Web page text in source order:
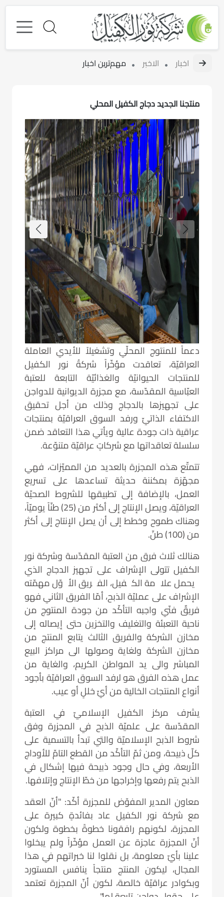
اخبار الاخبر مهم‌ترین اخبار
منتجنا الجديد دجاج الكفيل المحلي
دعماً للمنتوج المحلّي وتشغيلاً للأيدي العاملة
العراقيّة، تعاقدت مؤخّراً شركةُ نور الكفيل
للمنتجات الحيوانيّة والغذائيّة التابعة للعتبة
العبّاسية المقدّسة، مع مجزرة الديوانية للدواجن
على تجهيزها بالدجاج وذلك من أجل تحقيق
الاكتفاء الذاتيّ ورفد السوق العراقيّة بمنتجات
عراقية ذات جودة عالية ويأتي هذا التعاقد ضمن
سلسلة تعاقداتها مع شركاتٍ عراقيّة متنوّعة.
تتمتّع هذه المجزرة بالعديد من المميّزات، فهي
مجهّزة بمكننة حديثة تساعدها على تسريع
العمل، بالإضافة إلى تطبيقها للشروط الصحيّة
العراقيّة، ويصل الإنتاج إلى أكثر من (25) طنّاً يوميّاً،
وهناك طموح وخطط إلى أن يصل الإنتاج إلى أكثر
من (100) طنّ.
هنالك ثلاث فرق من العتبة المقدّسة وشركة نور
الكفيل تتولى الإشراف على تجهيز الدجاج الذي
يحمل علامة الكفيل، الفريق الأوّل مهمّته
الإشراف على عمليّة الذبح، أمّا الفريق الثاني فهو
فريقٌ فنّي واجبه التأكّد من جودة المنتوج من
ناحية التعبئة والتغليف والتخزين حتى إيصاله إلى
مخازن الشركة والفريق الثالث يتابع المنتج من
مخازن الشركة ولغاية وصولها الى مراكز البيع
المباشر والى يد المواطن الكريم، والغاية من
عمل هذه الفرق هو لرفد السوق العراقيّة بأجود
أنواع المنتجات الخالية من أيّ خللٍ أو عيب.
يشرف مركز الكفيل الإسلاميّ في العتبة
المقدّسة على علميّة الذبح في المجزرة وفق
شروط الذبح الإسلاميّة والتي تبدأ بالتسمية على
كلّ ذبيحة، ومن ثمّ التأكّد من القطع التامّ للأوداج
الأربعة، وفي حال وجود ذبيحة فيها إشكال في
الذبح يتم رفعها وإخراجها من خطّ الإنتاج وإتلافها.
معاون المدير المفوّض للمجزرة أكّد: "أنّ العقد
مع شركة نور الكفيل عاد بفائدةٍ كبيرة على
المجزرة، لكونهم رافقونا خطوةً بخطوة ولكون
أنّ المجزرة عاجزة عن العمل مؤخّراً ولم يبخلوا
علينا بأيّ معلومة، بل نقلوا لنا خبراتهم في هذا
المجال، ليكون المنتج منتجاً ينافس المستورد
وبكوادر عراقيّة خالصة، لكون أنّ المجزرة تعتمد